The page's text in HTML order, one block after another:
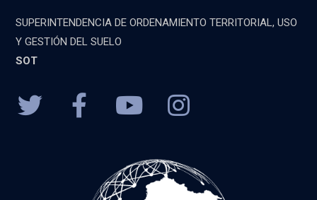
SUPERINTENDENCIA DE ORDENAMIENTO TERRITORIAL, USO
Y GESTIÓN DEL SUELO
SOT